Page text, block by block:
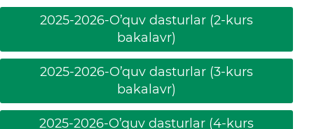
2025-2026-O’quv dasturlar (2-kurs
bakalavr)
2025-2026-O’quv dasturlar (3-kurs
bakalavr)
2025-2026-O’quv dasturlar (4-kurs